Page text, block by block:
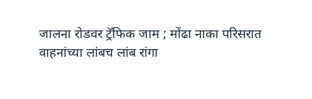
जालना रोडवर ट्रॅफिक जाम ; मोंढा नाका परिसरात
वाहनांच्या लांबच लांब रांगा